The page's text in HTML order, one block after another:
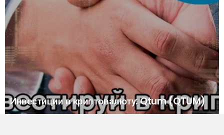
Инвестиции в криптовалюту: Qtum (QTUM)